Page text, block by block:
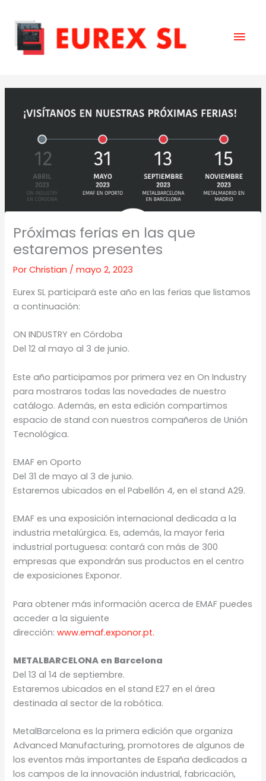
contenido
Próximas ferias en las que
estaremos presentes
PorChristian /mayo 2, 2023
Eurex SL participará este año en las ferias que listamos
a continuación:
ON INDUSTRY en Córdoba
Del 12 al mayo al 3 de junio.
Este año participamos por primera vez en On Industry
para mostraros todas las novedades de nuestro
catálogo. Además, en esta edición compartimos
espacio de stand con nuestros compañeros de Unión
Tecnológica.
EMAF en Oporto
Del 31 de mayo al 3 de junio.
Estaremos ubicados en el Pabellón 4, en el stand A29.
EMAF es una exposición internacional dedicada a la
industria metalúrgica. Es, además, la mayor feria
industrial portuguesa: contará con más de 300
empresas que expondrán sus productos en el centro
de exposiciones Exponor.
Para obtener más información acerca de EMAF puedes
acceder a la siguiente
dirección:www.emaf.exponor.pt.
METALBARCELONA en Barcelona
Del 13 al 14 de septiembre.
Estaremos ubicados en el stand E27 en el área
destinada al sector de la robótica.
MetalBarcelona es la primera edición que organiza
Advanced Manufacturing, promotores de algunos de
los eventos más importantes de España dedicados a
los campos de la innovación industrial, fabricación,